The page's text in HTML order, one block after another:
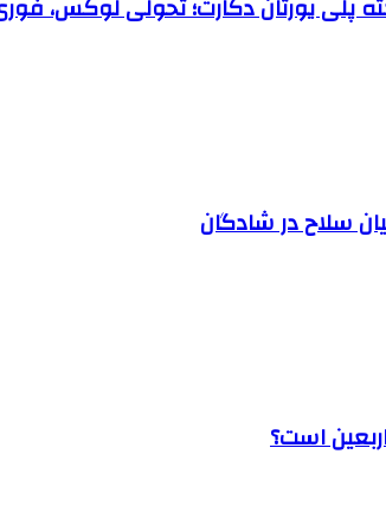
پلی یورتان دکارت؛ تحولی لوکس،
سلاح در شادگان
است؟